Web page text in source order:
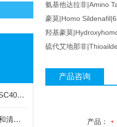
如何使用400ml 超滤杯 UFSC40001进行高效过滤？
Bio-Rad伯乐电击杯的特点和清洗流程是怎样的
氨基他达拉非|Amino
豪莫|Homo
羟基豪莫
硫代艾地那非
产品咨询
产品：